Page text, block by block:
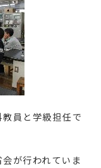
員と学級担任で
が行われていま